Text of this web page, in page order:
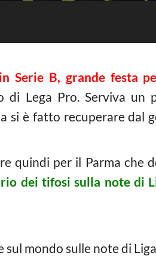
Serie B, grande festa
di Lega Pro. Serviva un
si è fatto recuperare dal
quindi per il Parma che
dei tifosi sulla note di
sul mondo sulle note di